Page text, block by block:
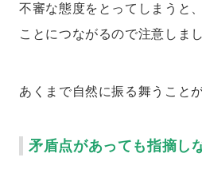
不審な態度をとってしまうと
ことにつながるので注意しまし
あくまで自然に振る舞うこと
矛盾点があっても指摘し